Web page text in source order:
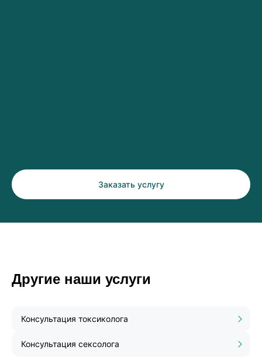
Заказать услугу
Другие наши услуги
Консультация токсиколога
Консультация сексолога